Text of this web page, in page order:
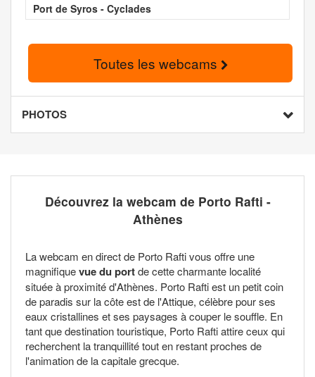
Port de Syros - Cyclades
Toutes les webcams
PHOTOS
Découvrez la webcam de Porto Rafti -
Athènes
La webcam en direct de Porto Rafti vous offre une
magnifiquevue du portde cette charmante localité
située à proximité d'Athènes. Porto Rafti est un petit coin
de paradis sur la côte est de l'Attique, célèbre pour ses
eaux cristallines et ses paysages à couper le souffle. En
tant que destination touristique, Porto Rafti attire ceux qui
recherchent la tranquillité tout en restant proches de
l'animation de la capitale grecque.